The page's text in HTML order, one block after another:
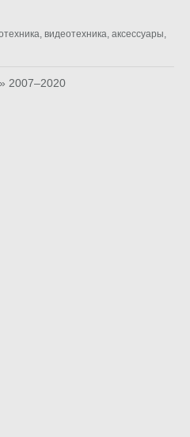
видеотехника, аксессуары,
2007–2020